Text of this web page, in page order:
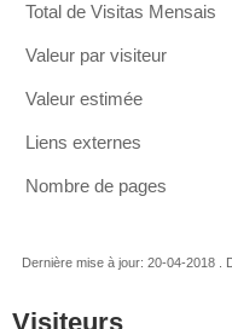
Total de Visitas Mensais
Valeur par visiteur
Valeur estimée
Liens externes
Nombre de pages
Dernière mise à jour: 20-04-2018 .
Visiteurs